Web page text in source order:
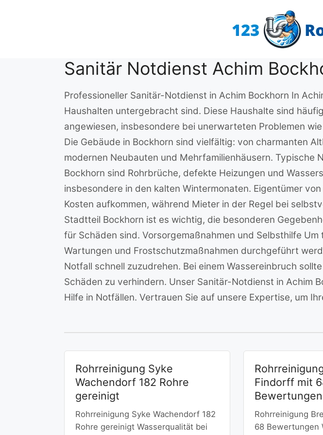
Sanitär Notdienst Achim
Professioneller Sanitär-Notdienst in Achim Bockhorn In
Haushalten untergebracht sind. Diese Haushalte sind
angewiesen, insbesondere bei unerwarteten Problemen
Die Gebäude in Bockhorn sind vielfältig: von charmanten
modernen Neubauten und Mehrfamilienhäusern.
Bockhorn sind Rohrbrüche, defekte Heizungen und
insbesondere in den kalten Wintermonaten. Eigentümer
Kosten aufkommen, während Mieter in der Regel bei
Stadtteil Bockhorn ist es wichtig, die besonderen
für Schäden sind. Vorsorgemaßnahmen und Selbsthilfe
Wartungen und Frostschutzmaßnahmen durchgeführt
Notfall schnell zuzudrehen. Bei einem Wassereinbruch
Schäden zu verhindern. Unser Sanitär-Notdienst in Achim
Hilfe in Notfällen. Vertrauen Sie auf unsere Expertise, um
Rohrreinigung Syke
Wachendorf 182 Rohre
gereinigt
Rohrreinigung Syke Wachendorf 182
Rohre gereinigt Wasserqualität bei
Findorff mit
Bewertungen
Rohrreinigung
68 Bewertungen